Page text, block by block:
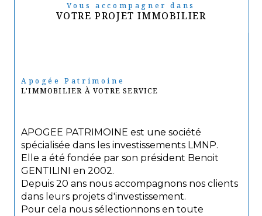
Vous accompagner dans
VOTRE PROJET IMMOBILIER
Apogée Patrimoine
L'IMMOBILIER À VOTRE SERVICE
APOGEE PATRIMOINE est une société
spécialisée dans les investissements LMNP.
Elle a été fondée par son président Benoit
GENTILINI en 2002.
Depuis 20 ans nous accompagnons nos clients
dans leurs projets d'investissement.
Pour cela nous sélectionnons en toute